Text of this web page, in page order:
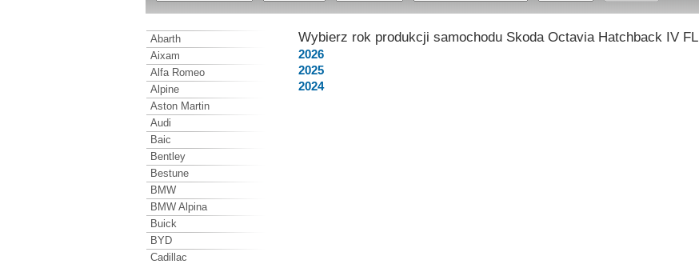
Abarth
Aixam
Alfa Romeo
Alpine
Aston Martin
Audi
Baic
Bentley
Bestune
BMW
BMW Alpina
Buick
BYD
Cadillac
Wybierz rok produkcji samochodu Skoda Octavia Hatchback IV FL
2026
2025
2024